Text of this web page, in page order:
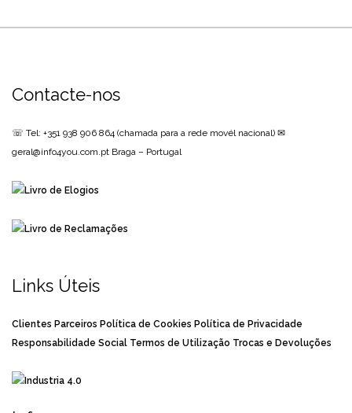
Contacte-nos
☏ Tel: +351 938 906 864 (chamada para a rede movél nacional) ✉
geral@info4you.com.pt Braga – Portugal
Links Úteis
Clientes Parceiros Política de Cookies Política de Privacidade
Responsabilidade Social Termos de Utilização Trocas e Devoluções